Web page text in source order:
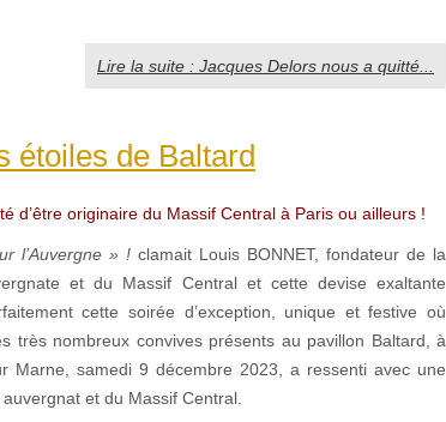
Lire la suite : Jacques Delors nous a quitté...
étoiles de Baltard
d’être originaire du Massif Central à Paris ou ailleurs !
l’Auvergne » ! clamait Louis BONNET, fondateur de la
et du Massif Central et cette devise exaltante
cette soirée d’exception, unique et festive où
très nombreux convives présents au pavillon Baltard, à
Marne, samedi 9 décembre 2023, a ressenti avec une
et du Massif Central.